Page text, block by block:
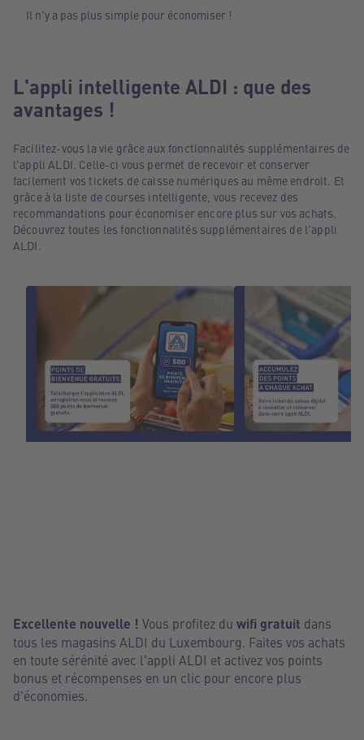
Il n'y a pas plus simple pour économiser !
L'appli intelligente ALDI : que des
avantages !
Facilitez-vous la vie grâce aux fonctionnalités supplémentaires de
l'appli ALDI. Celle-ci vous permet de recevoir et conserver
facilement vos tickets de caisse numériques au même endroit. Et
grâce à la liste de courses intelligente, vous recevez des
recommandations pour économiser encore plus sur vos achats.
Découvrez toutes les fonctionnalités supplémentaires de l'appli
ALDI.
Excellente nouvelle ! Vous profitez du wifi gratuit dans
tous les magasins ALDI du Luxembourg. Faites vos achats
en toute sérénité avec l'appli ALDI et activez vos points
bonus et récompenses en un clic pour encore plus
d'économies.